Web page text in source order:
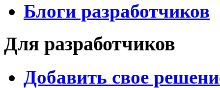
Блоги разработчиков
Для разработчиков
Добавить свое